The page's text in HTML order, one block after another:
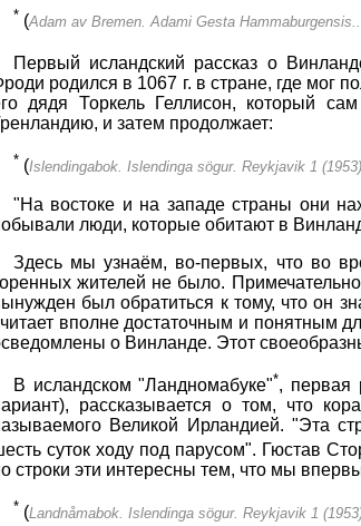
* (Adam av Bremen. Adami Gesta
Первый исландский рассказ о
родился в 1067 г. в стране, где мог
дядя Торкель Геллисон, который
и затем продолжает:
* (Islendingabok. Islendinga sögur. Reykjavik 1
"На востоке и на западе страны они
люди, которые обитают в
Здесь мы узнаём, во-первых, что во
жителей не было.
был обратиться к тому, что он
вполне достаточным и понятным
о Винланде. Этот
В исландском "Ландномабуке"*, первая
рассказывается о том, что
Великой Ирландией. "Эта
суток ходу под парусом". Гюстав
строки эти интересны тем, что мы
* (Landnåmabok. Islendinga sögur. Reykjavik 1